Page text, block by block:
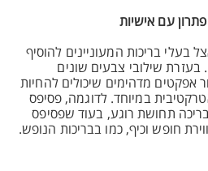
עם אישיות
בעלי בריכות המעוניינים להוסיף
בעזרת שילובי צבעים שונים
אפקטים מדהימים שיכולים להחיות
במיוחד. לדוגמה, פסיפס
תחושת רוגע, בעוד שפסיפס
חופש וכיף, כמו בבריכות הנופש.